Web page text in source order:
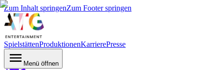
Zum Inhalt springenZum Footer springen
SpielstättenProduktionenKarrierePresse
Menü öffnen